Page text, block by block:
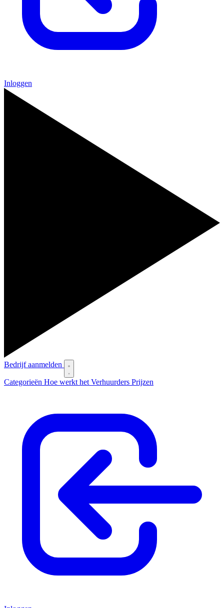
Inloggen
Bedrijf aanmelden
Categorieën Hoe werkt het Verhuurders Prijzen